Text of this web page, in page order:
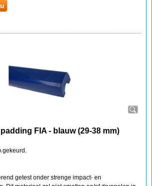
FIA - blauw (29-38 mm)
gekeurd.
getest onder strenge impact- en